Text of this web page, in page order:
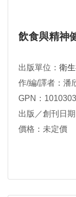
飲食與精神
出版單位： 衛
作/編/譯者：潘
GPN：
出版／創刊日
價格：未定價